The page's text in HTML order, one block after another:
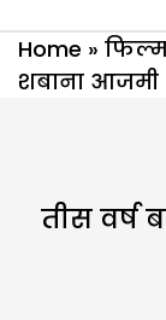
Home »
शबाना आजमी
तीस वर्ष